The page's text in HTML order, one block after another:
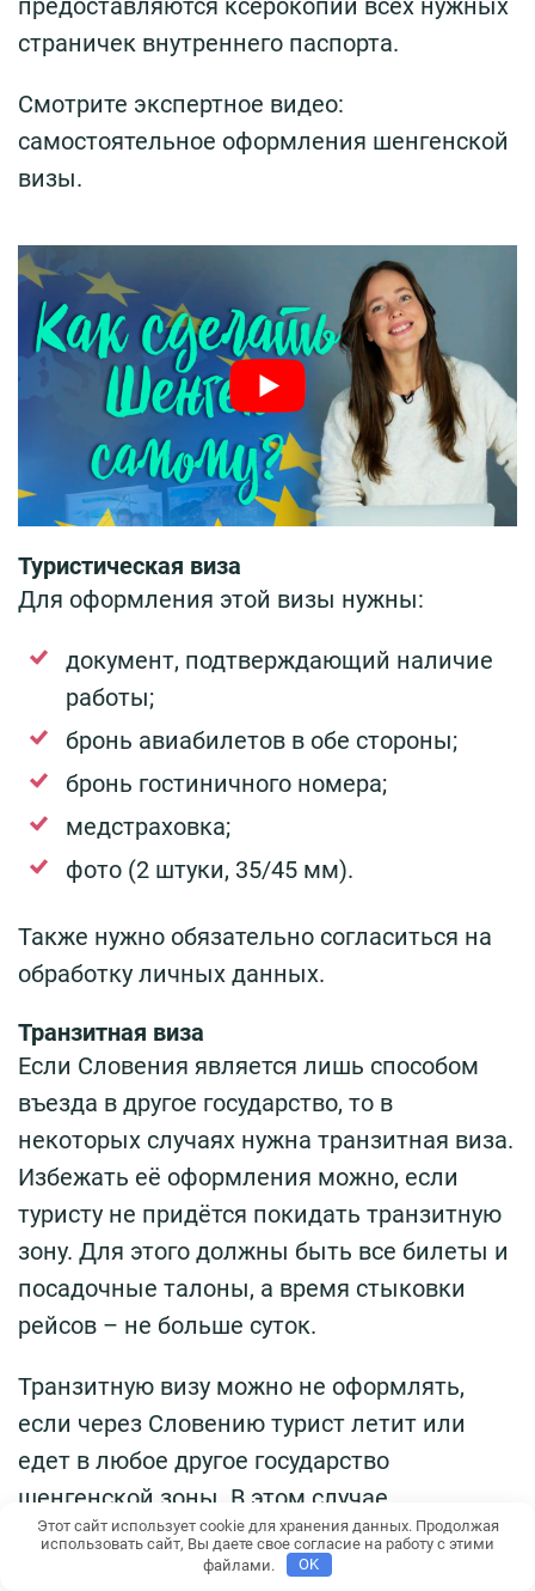
предоставляются ксерокопии всех нужных
страничек внутреннего паспорта.
Смотрите экспертное видео:
самостоятельное оформления шенгенской
визы.
Туристическая виза
Для оформления этой визы нужны:
документ, подтверждающий наличие
работы;
бронь авиабилетов в обе стороны;
бронь гостиничного номера;
медстраховка;
фото (2 штуки, 35/45 мм).
Также нужно обязательно согласиться на
обработку личных данных.
Транзитная виза
Если Словения является лишь способом
въезда в другое государство, то в
некоторых случаях нужна транзитная виза.
Избежать её оформления можно, если
туристу не придётся покидать транзитную
зону. Для этого должны быть все билеты и
посадочные талоны, а время стыковки
рейсов – не больше суток.
Транзитную визу можно не оформлять,
если через Словению турист летит или
едет в любое другое государство
шенгенской зоны. В этом случае
достаточно иметь любой действительный
Этот сайт использует cookie для хранения данных. Продолжая
использовать сайт, Вы даете свое согласие на работу с этими
файлами.
OK